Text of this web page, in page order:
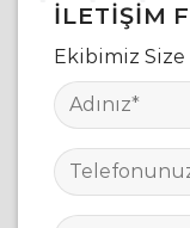
İLETIŞIM
Ekibimiz Size